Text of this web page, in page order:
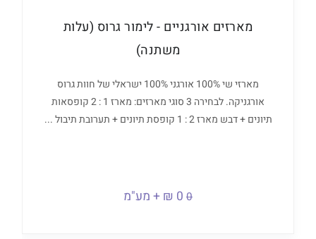
מארזים אורגניים - לימור גרוס (עלות
משתנה)
מארזי שי 100% אורגני 100% ישראלי של חוות גרוס
אורגניקה. לבחירה 3 סוגי מארזים: מארז 1 : 2 קופסאות
תיונים + דבש מארז 2 : 1 קופסת תיונים + תערובת תיבול ...
0